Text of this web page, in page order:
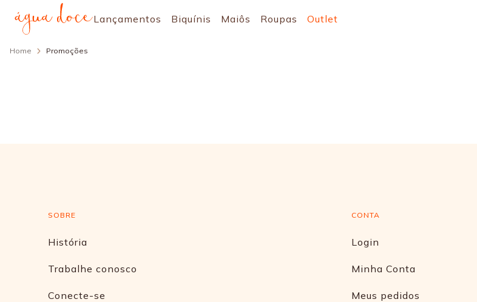
Lançamentos Biquínis Maiôs Roupas Outlet
Home Promoções
SOBRE
História
Trabalhe conosco
Conecte-se
CONTA
Login
Minha Conta
Meus pedidos